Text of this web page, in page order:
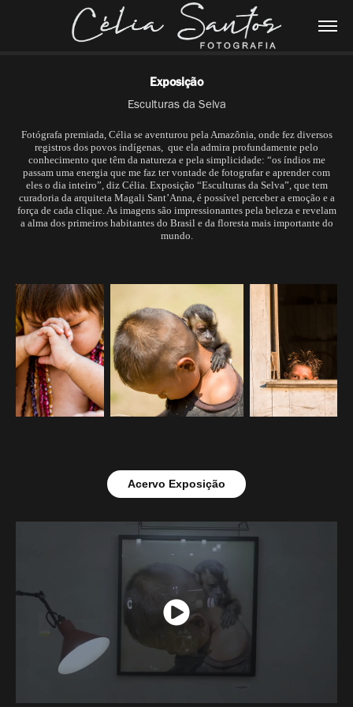
Exposição
Esculturas da Selva
Fotógrafa premiada, Célia se aventurou pela Amazônia, onde fez diversos
registros dos povos indígenas, que ela admira profundamente pelo
conhecimento que têm da natureza e pela simplicidade: “os índios me
passam uma energia que me faz ter vontade de fotografar e aprender com
eles o dia inteiro”, diz Célia. Exposição “Esculturas da Selva”, que tem
curadoria da arquiteta Magali Sant’Anna, é possível perceber a emoção e a
força de cada clique. As imagens são impressionantes pela beleza e revelam
a alma dos primeiros habitantes do Brasil e da floresta mais importante do
mundo.
Acervo Exposição